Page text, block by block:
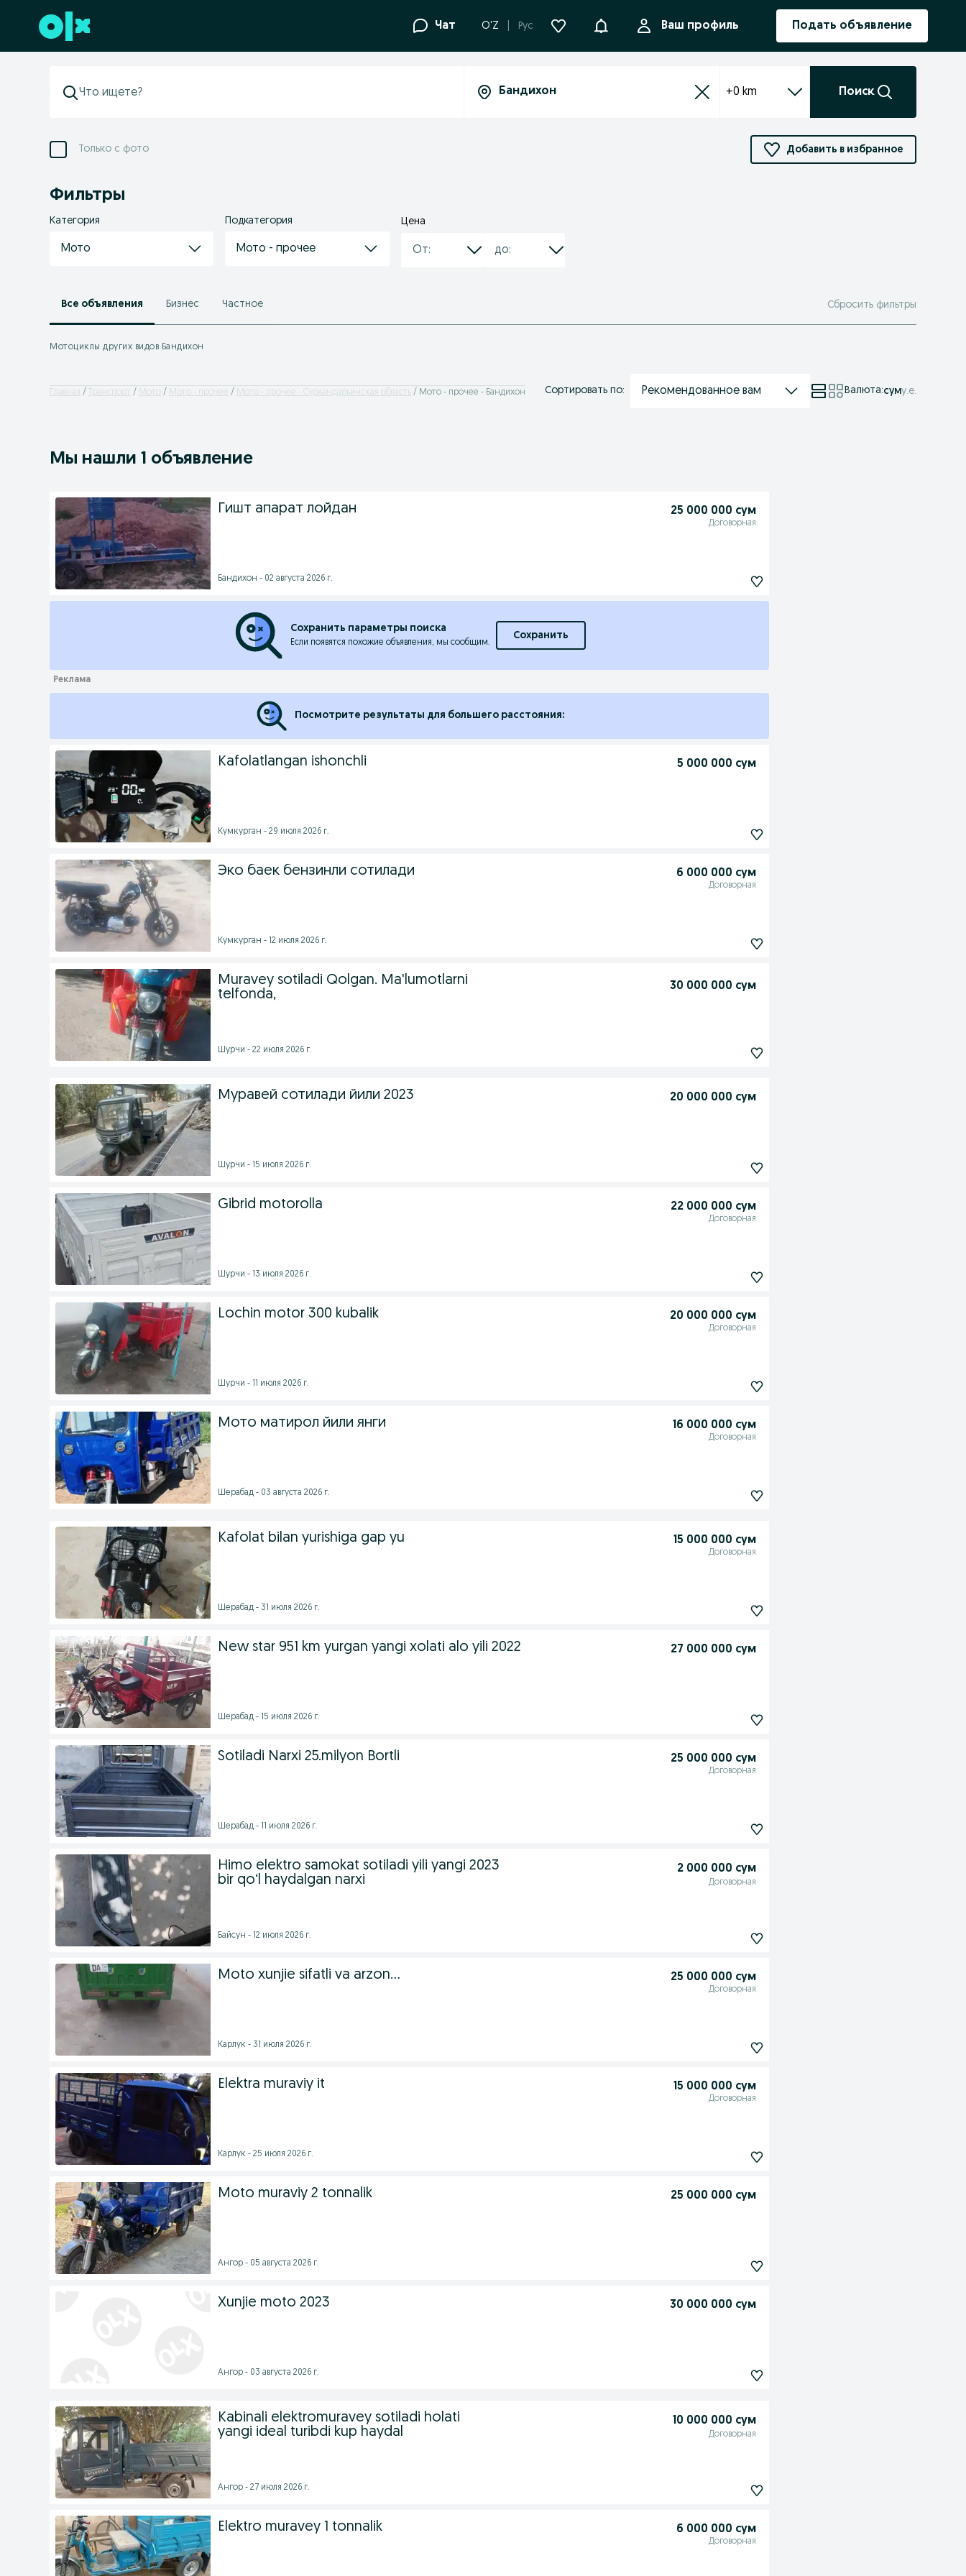
Перейти к нижнему колонтитулу Чат O'Z Рус УведомленияВаш профиль Подать объявление
+0 km Поиск
Только с фото Добавить в избранное
Фильтры
Категория
Мото
Подкатегория
Мото - прочее
Цена
Все объявления Бизнес Частное Сбросить фильтры
Мотоциклы других видов Бандихон
Главная Транспорт Мото Мото - прочее Мото - прочее - Сурхандарьинская область Мото - прочее - Бандихон Сортировать по: Рекомендованное вам Валюта:суму.е.
Мы нашли 1 объявление
Гишт апарат лойдан 25 000 000 сум
Договорная
Бандихон - 02 августа 2026 г.
Сохранить параметры поиска
Если появятся похожие объявления, мы сообщим.
Сохранить
Посмотрите результаты для большего расстояния:
Kafolatlangan ishonchli 5 000 000 сум
Кумкурган - 29 июля 2026 г.
Эко баек бензинли сотилади 6 000 000 сум
Договорная
Кумкурган - 12 июля 2026 г.
Muravey sotiladi Qolgan. Ma'lumotlarni
telfonda,
30 000 000 сум
Шурчи - 22 июля 2026 г.
Муравей сотилади йили 2023 20 000 000 сум
Шурчи - 15 июля 2026 г.
Gibrid motorolla 22 000 000 сум
Договорная
Шурчи - 13 июля 2026 г.
Lochin motor 300 kubalik 20 000 000 сум
Договорная
Шурчи - 11 июля 2026 г.
Мото матирол йили янги 16 000 000 сум
Договорная
Шерабад - 03 августа 2026 г.
Kafolat bilan yurishiga gap yu 15 000 000 сум
Договорная
Шерабад - 31 июля 2026 г.
New star 951 km yurgan yangi xolati alo yili 2022 27 000 000 сум
Шерабад - 15 июля 2026 г.
Sotiladi Narxi 25.milyon Bortli 25 000 000 сум
Договорная
Шерабад - 11 июля 2026 г.
Himo elektro samokat sotiladi yili yangi 2023
bir qoʻl haydalgan narxi
2 000 000 сум
Договорная
Байсун - 12 июля 2026 г.
Moto xunjie sifatli va arzon... 25 000 000 сум
Договорная
Карлук - 31 июля 2026 г.
Elektra muraviy it 15 000 000 сум
Договорная
Карлук - 25 июля 2026 г.
Moto muraviy 2 tonnalik 25 000 000 сум
Ангор - 05 августа 2026 г.
Xunjie moto 2023 30 000 000 сум
Ангор - 03 августа 2026 г.
Kabinali elektromuravey sotiladi holati
yangi ideal turibdi kup haydal
10 000 000 сум
Договорная
Ангор - 27 июля 2026 г.
Elektro muravey 1 tonnalik 6 000 000 сум
Договорная